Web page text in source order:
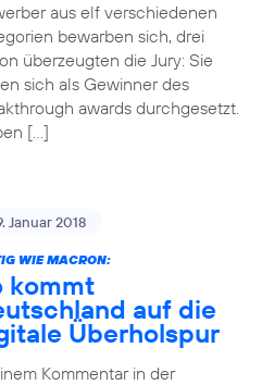
aus elf verschiedenen
bewarben sich, drei
überzeugten die Jury: Sie
sich als Gewinner des
awards durchgesetzt.
[…]
Januar 2018
WIE MACRON:
kommt
auf die
Überholspur
Kommentar in der